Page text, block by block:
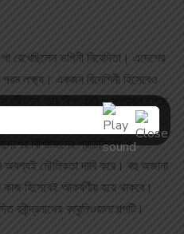
রেখেছিলেন ভগিনী নিবেদিতা। এদেশের
পরম লক্ষ্য। একজন বিদেশিনী হিসেবেও
তার বিশদ চর্চা ও মূল্যায়ন চলছে
হয়েছে তাঁর প্রয়াণের অব্যবহিত
বিশিষ্টজনের প্রতিক্রিয়া ও
অবশ্যই মৌলিকতা দাবি করে। বহু অজানা
হিসেবেই আকর্ষণীয় হয়ে থাকবে।
রবীন্দ্রনাথের কাবুলিওয়ালাগল্পটি।